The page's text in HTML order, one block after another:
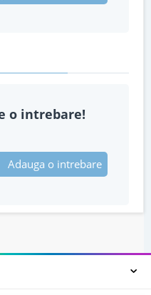
o intrebare!
Adauga o intrebare